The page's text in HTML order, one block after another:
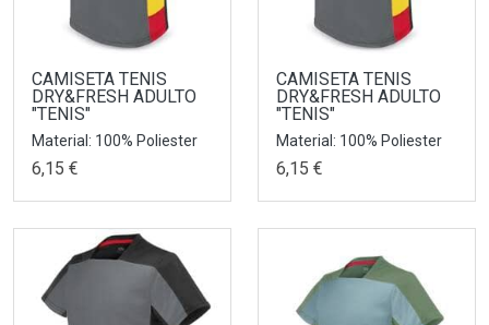
CAMISETA TENIS
DRY&FRESH ADULTO
"TENIS"
Material: 100% Poliester
6,15 €
CAMISETA TENIS
DRY&FRESH ADULTO
"TENIS"
Material: 100% Poliester
6,15 €